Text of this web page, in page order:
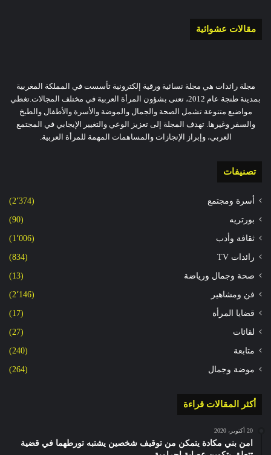
مقالات عشوائية
مجلة رائدات هي مجلة نسائية ورقية إلكترونية تأسست في المملكة المغربية
بمدينة طنجة عام 2012، تعنى بشؤون المرأة العربية في مختلف المجالات.تغطي
مواضيع متنوعة تشمل الصحة والجمال والموضة والأسرة والأطفال والطبخ
والسفر وغيرها. تهدف المجلة إلى تعزيز الوعي والتغيير الإيجابي في المجتمع
العربي، وإبراز الإنجازات والمساهمات المهمة للمرأة العربية.
تصنيفات
أسرة ومجتمع (2٬374)
بورتريه (90)
ثقافة وأدب (1٬006)
رائدات TV (834)
صحة وجمال ورياضة (13)
فن ومشاهير (2٬146)
قضايا المرأة (17)
لقائات (27)
متابعة (240)
موضة وجمال (264)
أكثر المقالات قراءة
20 أكتوبر، 2020
امن بني مكادة يتمكن من توقيف شخصين يشتبه تورطهما في قضية